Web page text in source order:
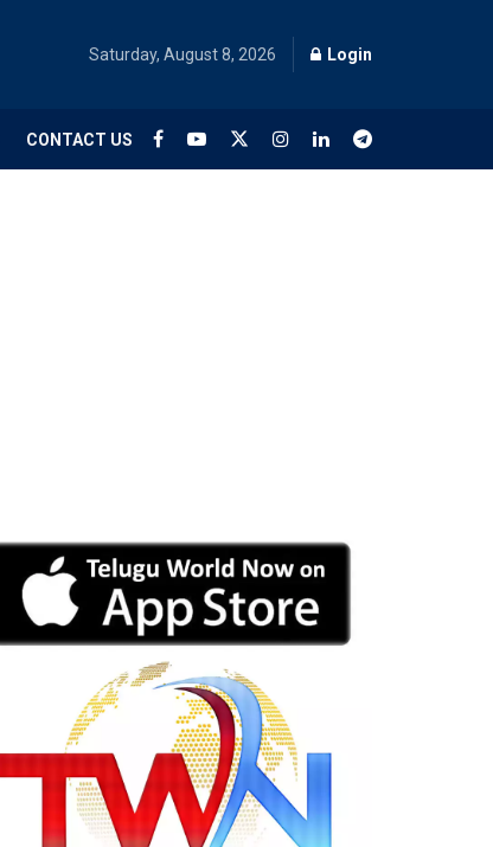
Saturday, August 8, 2026 Login
CONTACT US